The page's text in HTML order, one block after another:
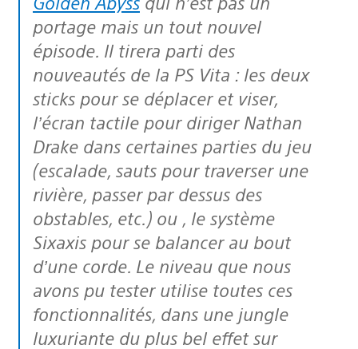
portage mais un tout nouvel
épisode. Il tirera parti des
nouveautés de la PS Vita : les deux
sticks pour se déplacer et viser,
l’écran tactile pour diriger Nathan
Drake dans certaines parties du jeu
(escalade, sauts pour traverser une
rivière, passer par dessus des
obstables, etc.) ou , le système
Sixaxis pour se balancer au bout
d’une corde. Le niveau que nous
avons pu tester utilise toutes ces
fonctionnalités, dans une jungle
luxuriante du plus bel effet sur